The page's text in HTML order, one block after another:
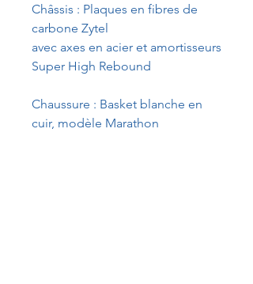
Châssis : Plaques en fibres de
carbone Zytel
avec axes en acier et amortisseurs
Super High Rebound
Chaussure : Basket blanche en
cuir, modèle Marathon